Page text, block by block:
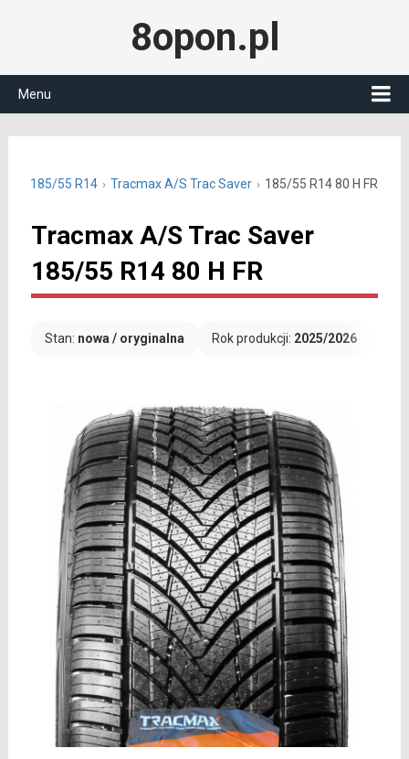
8opon.pl
Menu
185/55 R14 Tracmax A/S Trac Saver 185/55 R14 80 H FR
Tracmax A/S Trac Saver
185/55 R14 80 H FR
Stan: nowa / oryginalna Rok produkcji: 2025/2026